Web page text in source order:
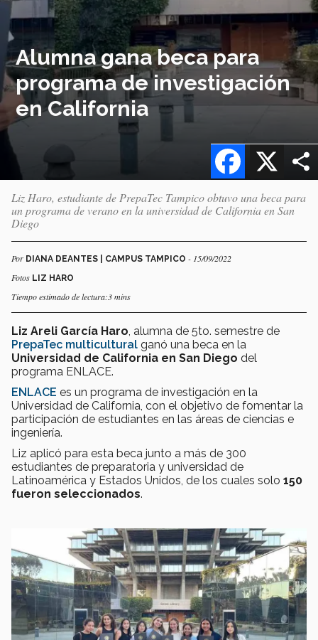
Alumna gana beca para
programa de investigación
en California
X
Facebook
Liz Haro, estudiante de PrepaTec Tampico obtuvo una beca para
un programa de verano en la universidad de California en San
Diego
Por DIANA DEANTES | CAMPUS TAMPICO - 15/09/2022
Fotos LIZ HARO
Tiempo estimado de lectura:3 mins
Liz Areli García Haro , alumna de 5to. semestre de
PrepaTec multicultural ganó una beca en la
Universidad de California en San Diego del
programa ENLACE.
ENLACE es un programa de investigación en la
Universidad de California, con el objetivo de fomentar la
participación de estudiantes en las áreas de ciencias e
ingeniería.
Liz aplicó para esta beca junto a más de 300
estudiantes de preparatoria y universidad de
Latinoamérica y Estados Unidos, de los cuales solo 150
fueron seleccionados.